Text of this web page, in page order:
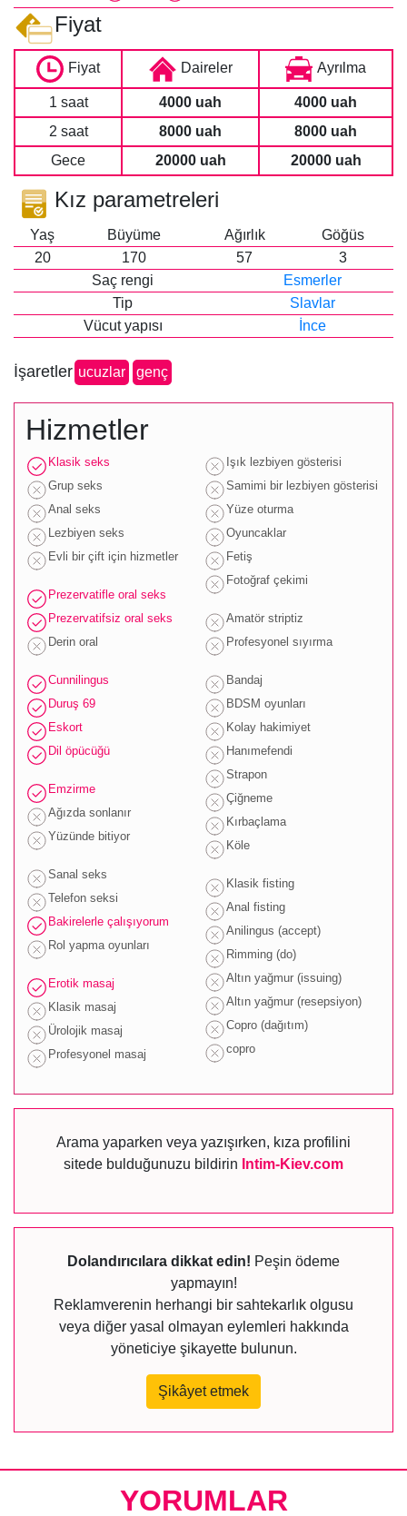
Fiyat
Fiyat Daireler Ayrılma
1 saat 4000 uah
4000 uah
2 saat
8000 uah
8000 uah
Gece
20000 uah 20000 uah
Kız parametreleri
Yaş Büyüme Ağırlık
Göğüs
20
170 57
3
Saç rengi
Esmerler
Tip
Slavlar
Vücut yapısı
İnce
İşaretler ucuzlar genç
Hizmetler
Klasik seks
Grup seks
Anal seks
Lezbiyen seks
Evli bir çift için hizmetler
Prezervatifle oral seks
Prezervatifsiz oral seks
Derin oral
Cunnilingus
Duruş 69
Eskort
Dil öpücüğü
Emzirme
Ağızda sonlanır
Yüzünde bitiyor
Sanal seks
Telefon seksi
Bakirelerle çalışıyorum
Rol yapma oyunları
Erotik masaj
Klasik masaj
Ürolojik masaj
Profesyonel masaj
Işık lezbiyen gösterisi
Samimi bir lezbiyen gösterisi
Yüze oturma
Oyuncaklar
Fetiş
Fotoğraf çekimi
Amatör striptiz
Profesyonel sıyırma
Bandaj
BDSM oyunları
Kolay hakimiyet
Hanımefendi
Strapon
Çiğneme
Kırbaçlama
Köle
Klasik fisting
Anal fisting
Anilingus (accept)
Rimming (do)
Altın yağmur (issuing)
Altın yağmur (resepsiyon)
Copro (dağıtım)
copro
Arama yaparken veya yazışırken, kıza profilini
sitede bulduğunuzu bildirin Intim-Kiev.com
Dolandırıcılara dikkat edin! Peşin ödeme
yapmayın!
Reklamverenin herhangi bir sahtekarlık olgusu
veya diğer yasal olmayan eylemleri hakkında
yöneticiye şikayette bulunun.
Şikâyet etmek
YORUMLAR